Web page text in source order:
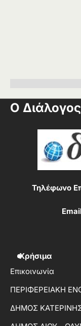
Ο Διάλογος
Τηλέφωνο
Χρήσιμα
Επικοινωνία
ΠΕΡΙΦΕΡΕΙΑΚΗ
ΔΗΜΟΣ